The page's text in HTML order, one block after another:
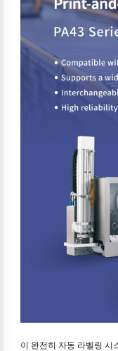
이 완전히 자동 라벨링 시